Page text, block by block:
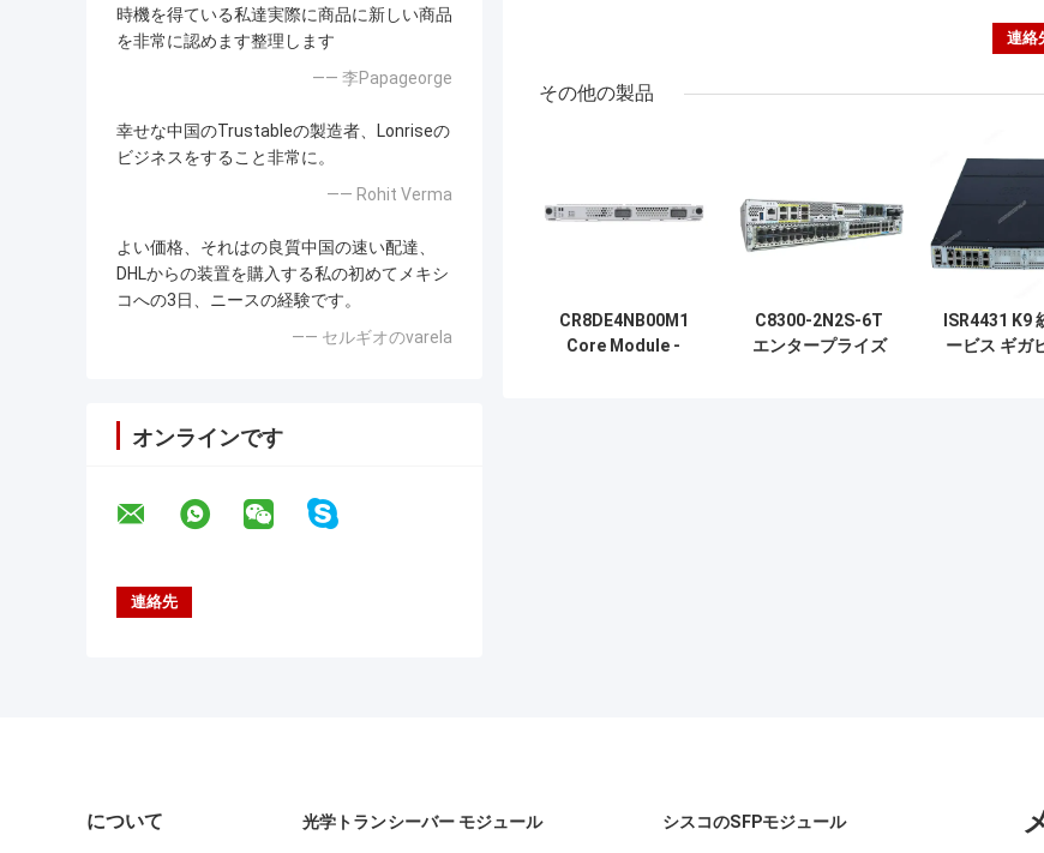
時機を得ている私達実際に商品に新しい商品
を非常に認めます整理します
—— 李Papageorge
幸せな中国のTrustableの製造者、Lonriseの
ビジネスをすること非常に。
—— Rohit Verma
よい価格、それはの良質中国の速い配達、
DHLからの装置を購入する私の初めてメキシ
コへの3日、ニースの経験です。
—— セルギオのvarela
オンラインです
その他の製品
CR8DE4NB00M1
Core Module -
C8300-2N2S-6T
エンタープライズ
ISR4431 K9
ービス ギガ
について 光学トランシーバー モジュール シスコのSFPモジュール